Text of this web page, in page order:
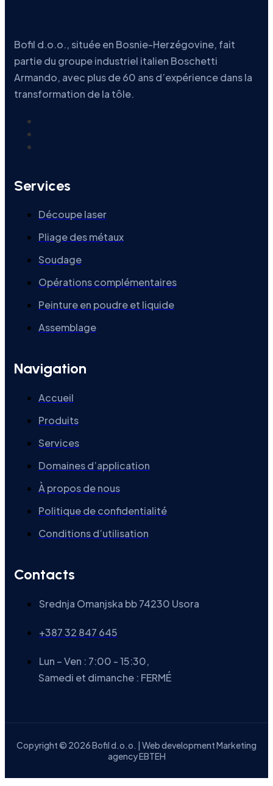
Bofil d.o.o., située en Bosnie-Herzégovine, fait
partie du groupe industriel italien Boschetti
Armando, avec plus de 60 ans d’expérience dans la
transformation de la tôle.
Services
Découpe laser
Pliage des métaux
Soudage
Opérations complémentaires
Peinture en poudre et liquide
Assemblage
Navigation
Accueil
Produits
Services
Domaines d’application
À propos de nous
Politique de confidentialité
Conditions d’utilisation
Contacts
Srednja Omanjska bb 74230 Usora
+387 32 847 645
Lun – Ven : 7:00 - 15:30,
Samedi et dimanche : FERMÉ
Copyright © 2026 Bofil d.o.o. | Web development Marketing
agency EBTEH